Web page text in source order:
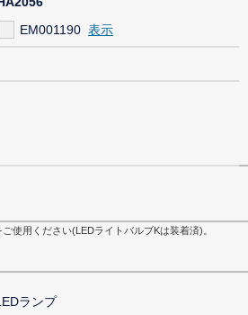
EM001190
使用ください(LEDライトバルブKは装着済)。
ランプ